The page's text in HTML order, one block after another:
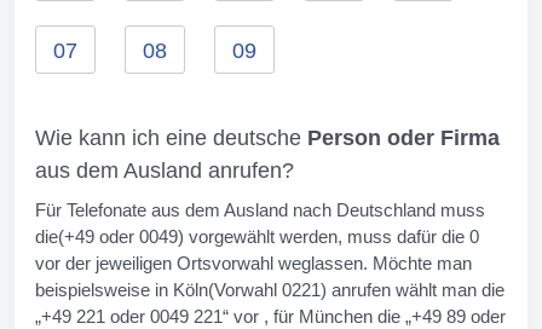
07 08 09
Wie kann ich eine deutsche Person oder Firma
aus dem Ausland anrufen?
Für Telefonate aus dem Ausland nach Deutschland muss
die(+49 oder 0049) vorgewählt werden, muss dafür die 0
vor der jeweiligen Ortsvorwahl weglassen. Möchte man
beispielsweise in Köln(Vorwahl 0221) anrufen wählt man die
„+49 221 oder 0049 221“ vor , für München die „+49 89 oder